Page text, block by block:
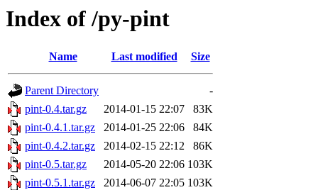
Index of /py-pint
Name Last modified Size
Parent Directory
-
pint-0.4.tar.gz
2014-01-15 22:07
83K
pint-0.4.1.tar.gz
2014-01-25 22:06
84K
pint-0.4.2.tar.gz
2014-02-15 22:12
86K
pint-0.5.tar.gz
2014-05-20 22:06 103K
pint-0.5.1.tar.gz
2014-06-07 22:05 103K